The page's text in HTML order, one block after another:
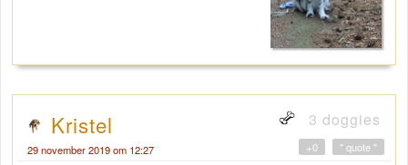
Kristel 3 doggies
29 november 2019 om 12:27 " quote "
+0